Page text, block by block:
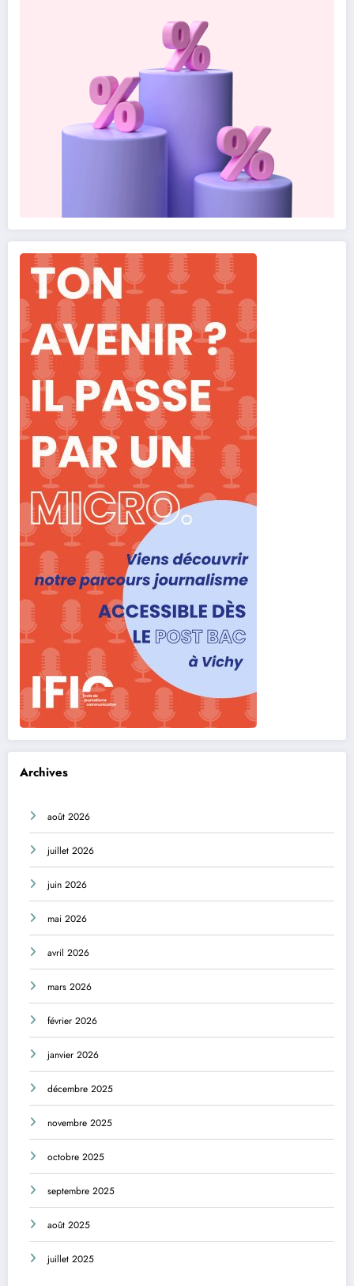
Archives
août 2026
juillet 2026
juin 2026
mai 2026
avril 2026
mars 2026
février 2026
janvier 2026
décembre 2025
novembre 2025
octobre 2025
septembre 2025
août 2025
juillet 2025